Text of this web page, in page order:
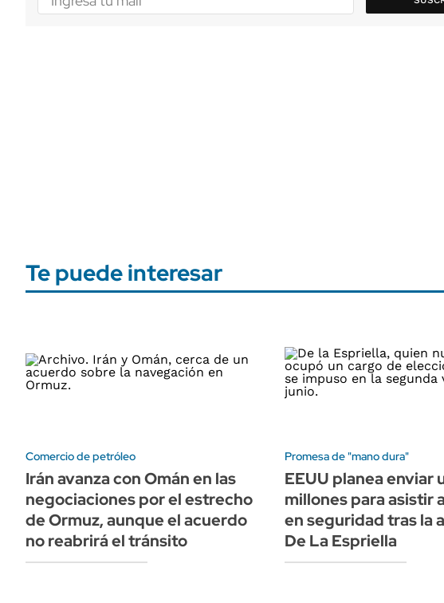
Te puede interesar
Comercio de petróleo
Irán avanza con Omán en las
negociaciones por el estrecho
de Ormuz, aunque el acuerdo
no reabrirá el tránsito
Promesa de "mano dura"
EEUU planea enviar
millones para asistir
en seguridad tras la
De La Espriella